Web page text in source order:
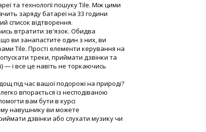
та технології пошуку Tile. Між цими
заряду батареї на 33 години
список відтворення.
втратити зв'язок. Обидва
ви занапастите один з них, ви
Tile. Прості елементи керування на
треки, приймати дзвінки та
— і все це навіть не торкаючись
під час вашої подорожі на природі?
впорається із несподіваною
вам бути в курсі
навушнику ви можете
дзвінки або слухати музику чи